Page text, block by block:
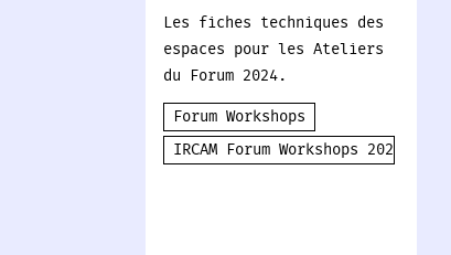
Les fiches techniques des
espaces pour les Ateliers
du Forum 2024.
Forum Workshops
IRCAM Forum Workshops 2024